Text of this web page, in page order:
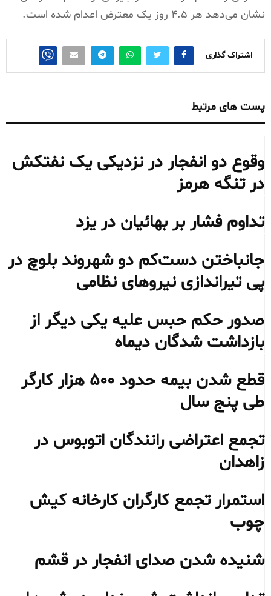
نشان می‌دهد هر ۴.۵ روز یک معترض اعدام شده است.
اشتراک گذاری
پست های مرتبط
وقوع دو انفجار در نزدیکی یک نفتکش
در تنگه هرمز
تداوم فشار بر بهائیان در یزد
جانباختن دست‌کم دو شهروند بلوچ در
پی تیراندازی نیروهای نظامی
صدور حکم حبس علیه یکی دیگر از
بازداشت شدگان دیماه
قطع شدن بیمه حدود ۵۰۰ هزار کارگر
طی پنج سال
تجمع اعتراضی رانندگان اتوبوس در
زاهدان
استمرار تجمع کارگران کارخانه کیش
چوب
شنیده شدن صدای انفجار در قشم